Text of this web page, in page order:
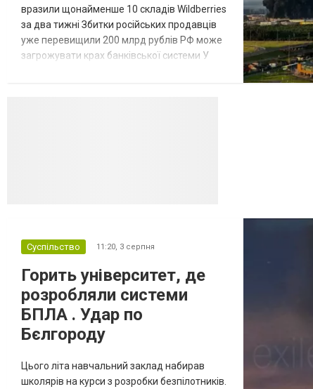
вразили щонайменше 10 складів Wildberries
за два тижні Збитки російських продавців
уже перевищили 200 млрд рублів РФ може
загрожувати крах банківської системи У
Суспільство 11:20, 3 серпня
Горить університет, де
розробляли системи
БПЛА . Удар по
Бєлгороду
Цього літа навчальний заклад набирав
школярів на курси з розробки безпілотників.